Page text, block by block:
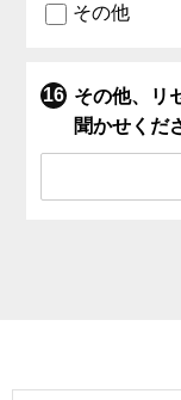
その他
その他、リ
聞かせくだ